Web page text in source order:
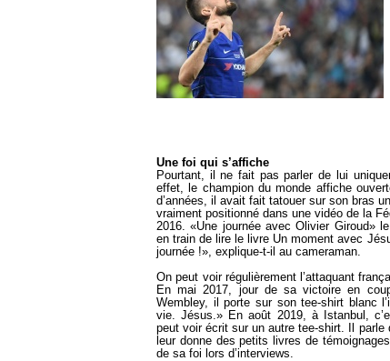
Une foi qui s’affiche
Pourtant, il ne fait pas parler de lui
effet, le champion du monde affiche
d’années, il avait fait tatouer sur son bras
vraiment positionné dans une vidéo de la
2016. «Une journée avec Olivier Giroud»
en train de lire le livre Un moment avec
journée !», explique-t-il au cameraman.
On peut voir régulièrement l’attaquant
En mai 2017, jour de sa victoire en
Wembley, il porte sur son tee-shirt blanc
vie. Jésus.» En août 2019, à Istanbul,
peut voir écrit sur un autre tee-shirt. Il
leur donne des petits livres de
de sa foi lors d’interviews.